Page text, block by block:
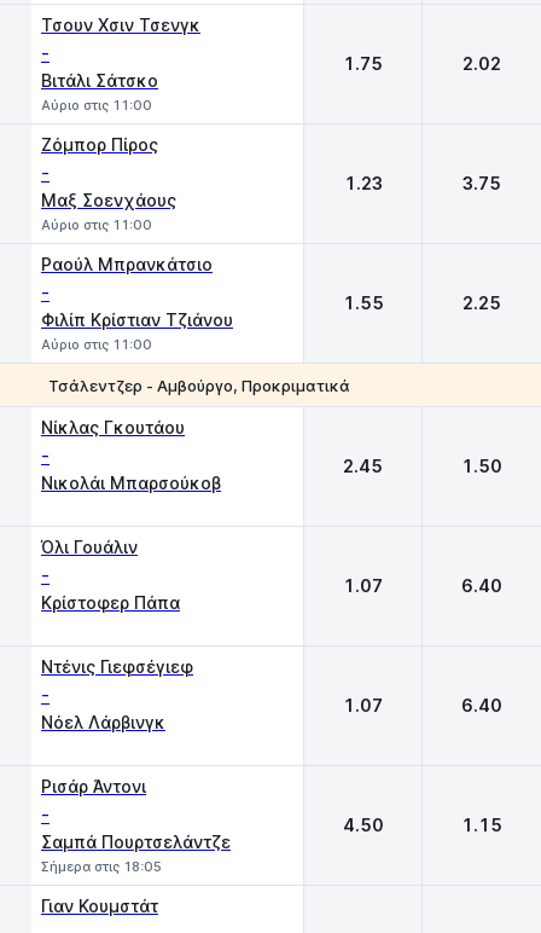
Τσουν Χσιν Τσενγκ
-
Βιτάλι Σάτσκο
Αύριο στις 11:00
1.75 2.02
Ζόμπορ Πίρος
-
Μαξ Σοενχάους
Αύριο στις 11:00
1.23 3.75
Ραούλ Μπρανκάτσιο
-
Φιλίπ Κρίστιαν Τζιάνου
Αύριο στις 11:00
1.55 2.25
Τσάλεντζερ - Αμβούργο, Προκριματικά
Νίκλας Γκουτάου
-
Νικολάι Μπαρσούκοβ
2.45 1.50
Όλι Γουάλιν
-
Κρίστοφερ Πάπα
1.07 6.40
Ντένις Γιεφσέγιεφ
-
Νόελ Λάρβινγκ
1.07 6.40
Ρισάρ Άντονι
-
Σαμπά Πουρτσελάντζε
Σήμερα στις 18:05
4.50 1.15
Γιαν Κουμστάτ